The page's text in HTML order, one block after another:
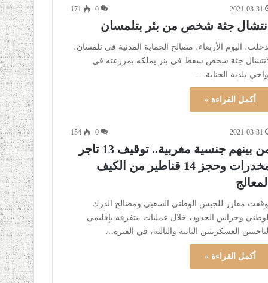
2021-03-31
0
171
انتشال جثة شخص من بئر بتلمسان
اليوم الأربعاء، مصالح الحماية المدنية في تلمسان،
جثة شخص سقط في بئر يملكه بمزرعته في
بلدية الحناية.…
أكمل القراءة »
2021-03-31
0
154
من بينهم جنسية مغربية.. توقيف 13 تاجر
مخدرات وحجز 14 قناطير من الكيف
المعالج
أوقفت مفارز للجيش الوطني الشعبي ومصالح الدرك
الوطني وحراس الحدود، خلال عمليات متفرقة بإقليمي
الناحيتين العسكريتين الثانية والثالثة، في الفترة…
أكمل القراءة »